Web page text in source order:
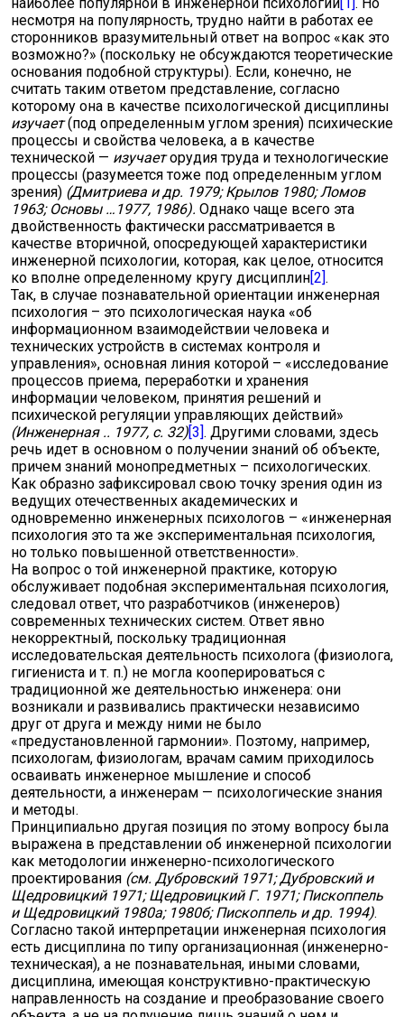
несмотря на популярность, трудно найти в работах ее
сторонников вразумительный ответ на вопрос «как это
возможно?» (поскольку не обсуждаются теоретические
основания подобной структуры). Если, конечно, не
считать таким ответом представление, согласно
которому она в качестве психологической дисциплины
изучает(под определенным углом зрения) психические
процессы и свойства человека, а в качестве
технической — изучаеторудия труда и технологические
процессы (разумеется тоже под определенным углом
зрения) (Дмитриева и др. 1979; Крылов 1980; Ломов
1963; Основы …1977, 1986). Однако чаще всего эта
двойственность фактически рассматривается в
качестве вторичной, опосредующей характеристики
инженерной психологии, которая, как целое, относится
ко вполне определенному кругу дисциплин[2].
Так, в случае познавательной ориентации инженерная
психология – это психологическая наука «об
информационном взаимодействии человека и
технических устройств в системах контроля и
управления», основная линия которой – «исследование
процессов приема, переработки и хранения
информации человеком, принятия решений и
психической регуляции управляющих действий»
(Инженерная .. 1977, с. 32)[3]. Другими словами, здесь
речь идет в основном о получении знаний об объекте,
причем знаний монопредметных – психологических.
Как образно зафиксировал свою точку зрения один из
ведущих отечественных академических и
одновременно инженерных психологов – «инженерная
психология это та же экспериментальная психология,
но только повышенной ответственности».
На вопрос о той инженерной практике, которую
обслуживает подобная экспериментальная психология,
следовал ответ, что разработчиков (инженеров)
современных технических систем. Ответ явно
некорректный, поскольку традиционная
исследовательская деятельность психолога (физиолога,
гигиениста и т. п.) не могла кооперироваться с
традиционной же деятельностью инженера: они
возникали и развивались практически независимо
друг от друга и между ними не было
«предустановленной гармонии». Поэтому, например,
психологам, физиологам, врачам самим приходилось
осваивать инженерное мышление и способ
деятельности, а инженерам — психологические знания
и методы.
Принципиально другая позиция по этому вопросу была
выражена в представлении об инженерной психологии
как методологии инженерно-психологического
проектирования (см. Дубровский 1971; Дубровский и
Щедровицкий 1971; Щедровицкий Г. 1971; Пископпель
и Щедровицкий 1980а; 1980б; Пископпель и др. 1994).
Согласно такой интерпретации инженерная психология
есть дисциплина по типу организационная (инженерно-
техническая), а не познавательная, иными словами,
дисциплина, имеющая конструктивно-практическую
направленность на создание и преобразование своего